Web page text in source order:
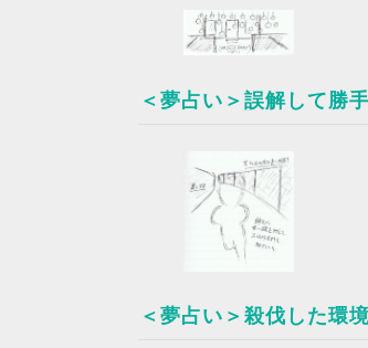
＜夢占い＞誤解して勝
＜夢占い＞殺伐した環